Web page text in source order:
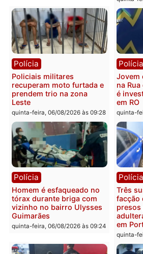
Polícia
Tragédia na BR-364:
colisão entre caminhão e
carro deixa quatro mortos
em Porto Velho
quinta-feira, 06/08/2026 às 20:51
e
Polícia
Policiais militares
recuperam moto furtada e
prendem trio na zona
Leste
quinta-feira, 06/08/2026 às 09:28
na
é
em